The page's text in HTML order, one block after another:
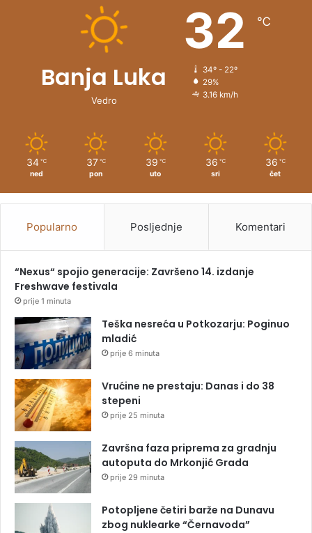
Banja Luka
Vedro
32 ℃
34º - 22º
29%
3.16 km/h
34 ℃
ned
37 ℃
pon
39 ℃
uto
36 ℃
sri
36 ℃
čet
Popularno Posljednje Komentari
“Nexus“ spojio generacije: Završeno 14. izdanje
Freshwave festivala
prije 1 minuta
Teška nesreća u Potkozarju: Poginuo
mladić
prije 6 minuta
Vrućine ne prestaju: Danas i do 38
stepeni
prije 25 minuta
Završna faza priprema za gradnju
autoputa do Mrkonjić Grada
prije 29 minuta
Potopljene četiri barže na Dunavu
zbog nuklearke “Černavoda”